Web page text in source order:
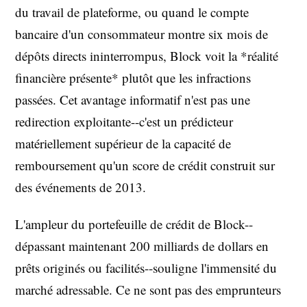
du travail de plateforme, ou quand le compte
bancaire d'un consommateur montre six mois de
dépôts directs ininterrompus, Block voit la *réalité
financière présente* plutôt que les infractions
passées. Cet avantage informatif n'est pas une
redirection exploitante--c'est un prédicteur
matériellement supérieur de la capacité de
remboursement qu'un score de crédit construit sur
des événements de 2013.
L'ampleur du portefeuille de crédit de Block--
dépassant maintenant 200 milliards de dollars en
prêts originés ou facilités--souligne l'immensité du
marché adressable. Ce ne sont pas des emprunteurs